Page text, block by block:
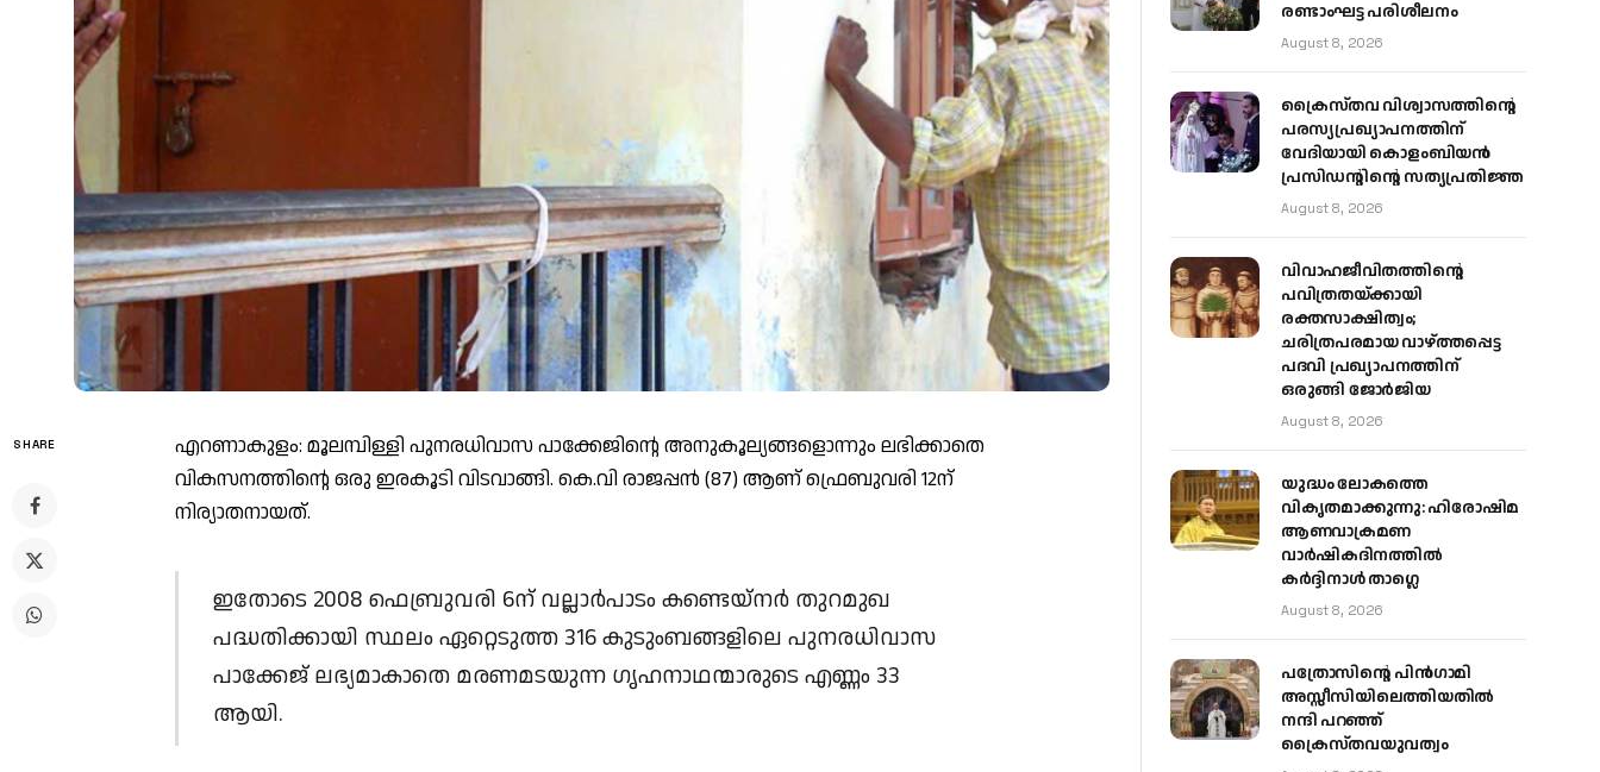
SHARE
എറണാകുളം: മൂലമ്പിള്ളി പുനരധിവാസ പാക്കേജിന്റെ അനുകൂല്യങ്ങളൊന്നും ലഭിക്കാതെ
വികസനത്തിന്റെ ഒരു ഇരകൂടി വിടവാങ്ങി. കെ.വി രാജപ്പന്‍ (87) ആണ് ഫ്രെബുവരി 12ന്
നിര്യാതനായത്.
ഇതോടെ 2008 ഫെബ്രുവരി 6ന് വല്ലാര്‍പാടം കണ്ടെയ്നര്‍ തുറമുഖ
പദ്ധതിക്കായി സ്ഥലം ഏറ്റെടുത്ത 316 കുടുംബങ്ങളിലെ പുനരധിവാസ
പാക്കേജ് ലഭ്യമാകാതെ മരണമടയുന്ന ഗൃഹനാഥന്മാരുടെ എണ്ണം 33
ആയി.
രണ്ടാംഘട്ട പരിശീലനം
August 8, 2026
ക്രൈസ്തവ വിശ്വാസത്തിന്റെ
പരസ്യപ്രഖ്യാപനത്തിന്
വേദിയായി കൊളംബിയൻ
പ്രസിഡന്റിന്റെ സത്യപ്രതിജ്ഞ
August 8, 2026
വിവാഹജീവിതത്തിന്റെ
പവിത്രതയ്ക്കായി
രക്തസാക്ഷിത്വം;
ചരിത്രപരമായ വാഴ്ത്തപ്പെട്ട
പദവി പ്രഖ്യാപനത്തിന്
ഒരുങ്ങി ജോര്‍ജിയ
August 8, 2026
യുദ്ധം ലോകത്തെ
വികൃതമാക്കുന്നു: ഹിരോഷിമ
ആണവാക്രമണ
വാർഷികദിനത്തിൽ
കർദ്ദിനാൾ താഗ്ലെ
August 8, 2026
പത്രോസിന്റെ പിൻഗാമി
അസ്സീസിയിലെത്തിയതിൽ
നന്ദി പറഞ്ഞ്
ക്രൈസ്തവയുവത്വം